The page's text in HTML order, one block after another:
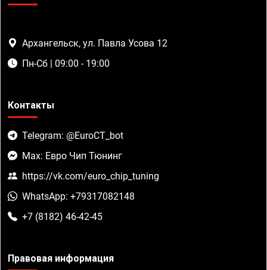
Архангельск, ул. Павла Усова 12
Пн-Сб | 09:00 - 19:00
Контакты
Telegram: @EuroCT_bot
Max: Евро Чип Тюнинг
https://vk.com/euro_chip_tuning
WhatsApp: +79317082148
+7 (8182) 46-42-45
Правовая информация